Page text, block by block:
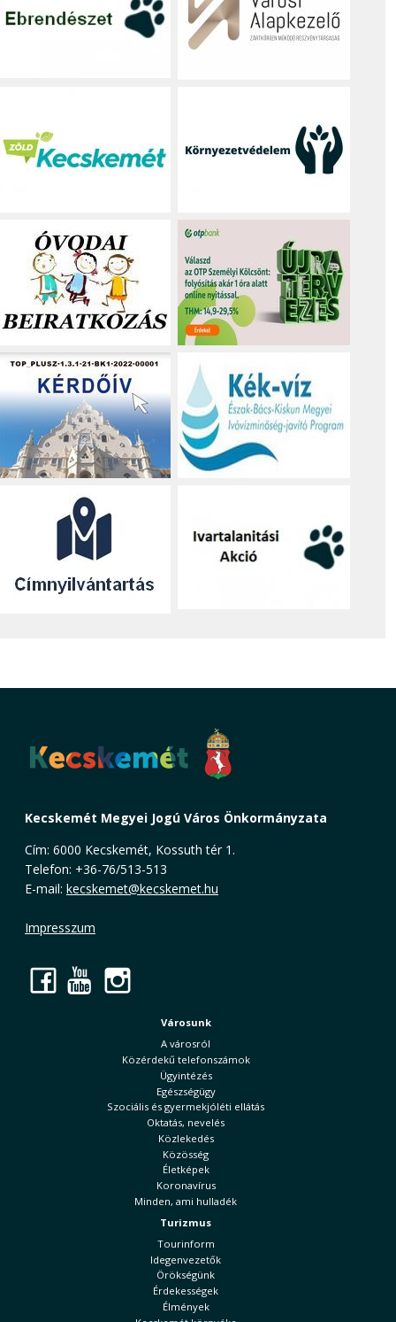
Kecskemét Megyei Jogú Város Önkormányzata
Cím: 6000 Kecskemét, Kossuth tér 1.
Telefon: +36-76/513-513
E-mail: kecskemet@kecskemet.hu
Impresszum
Facebook
YouTube
Városunk
A városról
Közérdekű telefonszámok
Ügyintézés
Egészségügy
Szociális és gyermekjóléti ellátás
Oktatás, nevelés
Közlekedés
Közösség
Életképek
Koronavírus
Minden, ami hulladék
Turizmus
Tourinform
Idegenvezetők
Örökségünk
Érdekességek
Élmények